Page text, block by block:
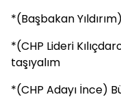
*(Başbakan
*(CHP Lideri
taşıyalım
*(CHP Adayı İnce)